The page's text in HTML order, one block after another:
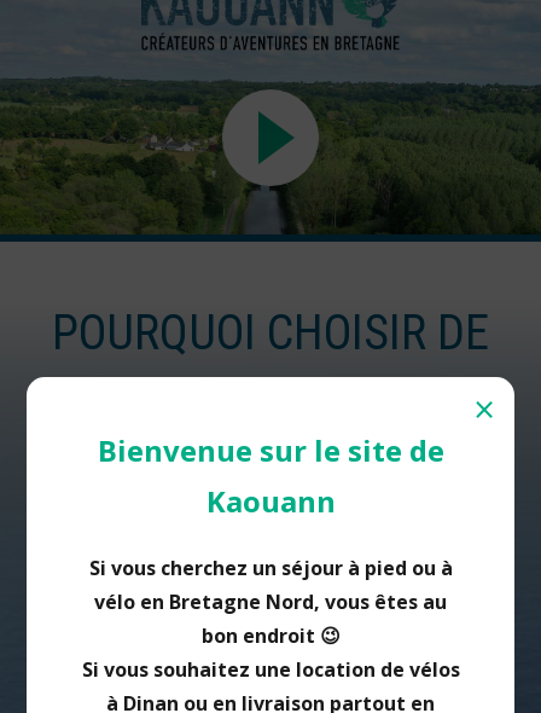
POURQUOI CHOISIR DE
PARTIR AVEC KAOUANN ?
DES VALEURS, LES
VOYAGES ÉCO
⨯
Bienvenue sur le site de
Kaouann
Si vous cherchez un séjour à pied ou à
vélo en Bretagne Nord, vous êtes au
bon endroit 😉
Si vous souhaitez une location de vélos
à Dinan ou en livraison partout en